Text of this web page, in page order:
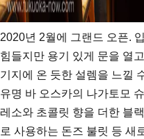
2020년 2월에 그랜드 오픈.
힘들지만 용기 있게 문을 열
기지에 온 듯한 설렘을 느낄
유명 바 오스카의 나가토모
레소와 초콜릿 향을 더한 블
로 사용하는 돈즈 불릿 등 새